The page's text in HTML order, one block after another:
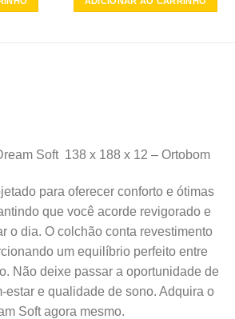
Soft 138 x 188 x 12 – Ortobom
para oferecer conforto e ótimas
que você acorde revigorado e
o dia. O colchão conta revestimento
um equilíbrio perfeito entre
Não deixe passar a oportunidade de
estar e qualidade de sono. Adquira o
Soft agora mesmo.